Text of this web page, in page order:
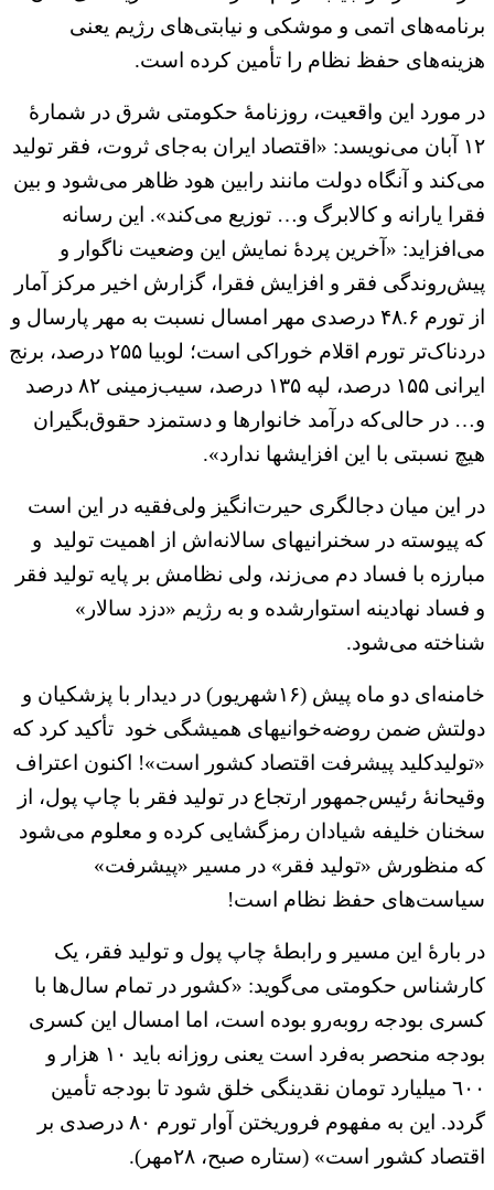
برنامه‌های اتمی و موشکی و نیابتی‌های رژیم یعنی
هزینه‌های حفظ نظام را تأمین کرده است.
در مورد این واقعیت، روزنامهٔ حکومتی شرق در شمارهٔ
۱۲ آبان می‌نویسد: «اقتصاد ایران به‌جای ثروت، فقر تولید
می‌کند و آنگاه دولت مانند رابین هود ظاهر می‌شود و بین
فقرا یارانه و کالابرگ و… توزیع می‌کند». این رسانه
می‌افزاید: «آخرین پردهٔ نمایش این وضعیت ناگوار و
پیش‌روندگی فقر و افزایش فقرا، گزارش اخیر مرکز آمار
از تورم ۴۸.۶ درصدی مهر امسال نسبت به مهر پارسال و
دردناک‌تر تورم اقلام خوراکی است؛ لوبیا ۲۵۵ درصد، برنج
ایرانی ۱۵۵ درصد، لپه ۱۳۵ درصد، سیب‌زمینی ۸۲ درصد
و… در حالی‌که درآمد خانوارها و دستمزد حقوق‌بگیران
هیچ نسبتی با این افزایشها ندارد».
در این میان دجالگری حیرت‌انگیز ولی‌فقیه در این است
که پیوسته در سخنرانیهای سالانه‌اش از اهمیت تولید و
مبارزه با فساد دم می‌زند، ولی نظامش بر پایه تولید فقر
و فساد نهادینه استوارشده و به رژیم «دزد سالار»
شناخته می‌شود.
خامنه‌ای دو ماه پیش (۱۶شهریور) در دیدار با پزشکیان و
دولتش ضمن روضه‌خوانیهای همیشگی خود تأکید کرد که
«تولیدکلید پیشرفت اقتصاد کشور است»! اکنون اعتراف
وقیحانهٔ رئیس‌جمهور ارتجاع در تولید فقر با چاپ پول، از
سخنان خلیفه شیادان رمزگشایی کرده و معلوم می‌شود
که منظورش «تولید فقر» در مسیر «پیشرفت»
سیاست‌های حفظ نظام است!
در بارهٔ این مسیر و رابطهٔ چاپ پول و تولید فقر، یک
کارشناس حکومتی می‌گوید: «کشور در تمام سال‌ها با
کسری بودجه روبه‌رو بوده است، اما امسال این کسری
بودجه منحصر به‌فرد است یعنی روزانه باید ١٠ هزار و
٦٠٠ میلیارد تومان نقدینگی خلق شود تا بودجه تأمین
گردد. این به مفهوم فروریختن آوار تورم ٨٠ درصدی بر
اقتصاد کشور است» (ستاره صبح، ۲۸مهر).